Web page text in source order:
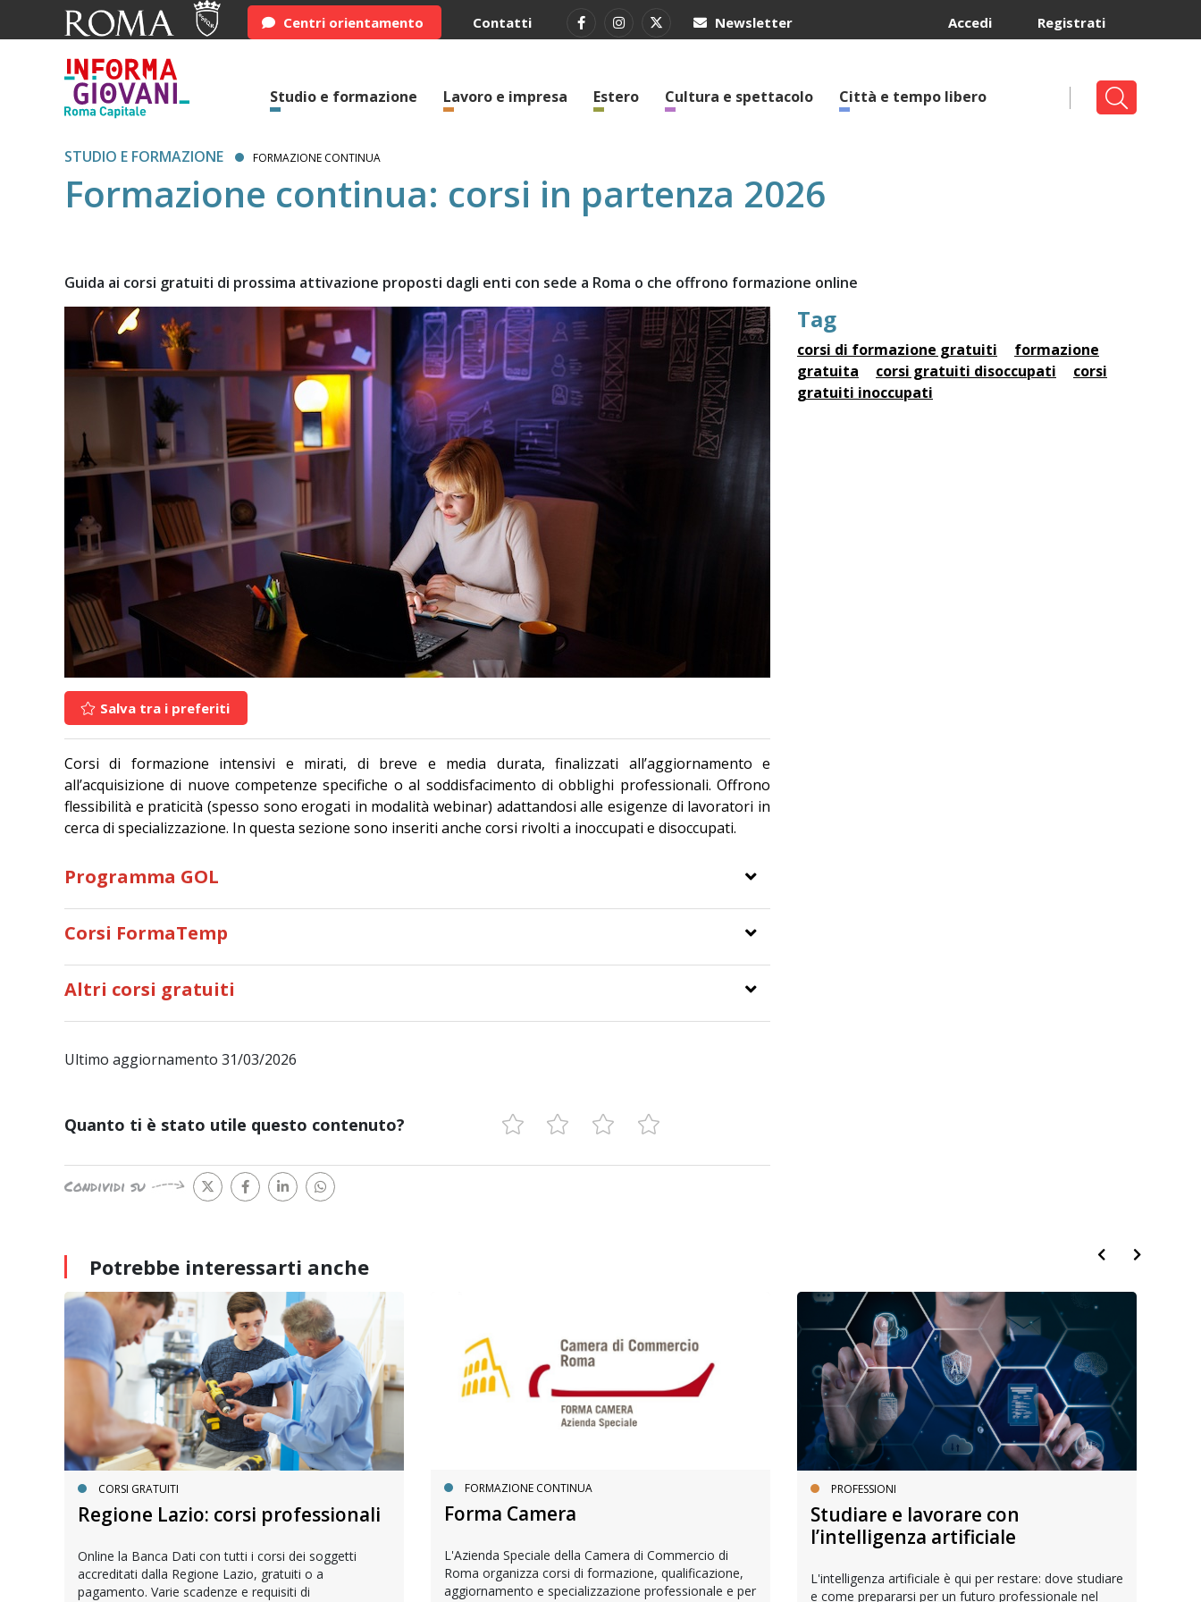
Centri orientamento Contatti Newsletter Registrati
Accedi
Studio e formazione Lavoro e impresa Estero Cultura e spettacolo Città e tempo libero
STUDIO E FORMAZIONE FORMAZIONE CONTINUA
Formazione continua: corsi in partenza 2026
Guida ai corsi gratuiti di prossima attivazione proposti dagli enti con sede a Roma o che offrono formazione online
Salva tra i preferiti
Corsi di formazione intensivi e mirati, di breve e media durata, finalizzati all’aggiornamento e
all’acquisizione di nuove competenze specifiche o al soddisfacimento di obblighi professionali. Offrono
flessibilità e praticità (spesso sono erogati in modalità webinar) adattandosi alle esigenze di lavoratori in
cerca di specializzazione. In questa sezione sono inseriti anche corsi rivolti a inoccupati e disoccupati.
Programma GOL
Corsi FormaTemp
Altri corsi gratuiti
Ultimo aggiornamento 31/03/2026
Quanto ti è stato utile questo contenuto?
Condividi su
Tag
corsi di formazione gratuiti
formazione
gratuita
corsi gratuiti disoccupati
corsi
gratuiti inoccupati
Potrebbe interessarti anche
CORSI GRATUITI
Regione Lazio: corsi professionali
Online la Banca Dati con tutti i corsi dei soggetti
accreditati dalla Regione Lazio, gratuiti o a
pagamento. Varie scadenze e requisiti di
FORMAZIONE CONTINUA
Forma Camera
L'Azienda Speciale della Camera di Commercio di
Roma organizza corsi di formazione, qualificazione,
aggiornamento e specializzazione professionale e per
PROFESSIONI
Studiare e lavorare con
l’intelligenza artificiale
L'intelligenza artificiale è qui per restare: dove studiare
e come prepararsi per un futuro professionale nel